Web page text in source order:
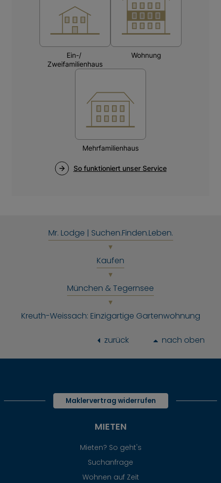
Zimmer im Dachgeschoß.
Im Untergeschoss beﬁnden sich der Heizungskeller
und der gemeinschaftlich genutzte Waschraum.
Durch die gemeinsame Hausverwaltung genießen
ohne die Unbequemlichkeiten der Betreuung.
Die hierfür entstehenden Kosten werden in Form
des Hausgeldes pauschal erhoben und jährlich
Mr. Lodge | Suchen.Finden.Leben.
Kaufen
München & Tegernsee
Kreuth-Weissach: Einzigartige Gartenwohnung
zurück nach oben
Maklervertrag widerrufen
MIETEN
Mieten? So geht's
Suchanfrage
Wohnen auf Zeit